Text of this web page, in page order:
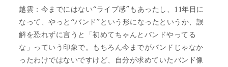
越雲：今までにはない“ライブ感”もあったし、11年目に
なって、やっと“バンド”という形になったというか、誤
解を恐れずに言うと「初めてちゃんとバンドやってる
な」っていう印象で。もちろん今までがバンドじゃなか
ったわけではないですけど、自分が求めていたバンド像